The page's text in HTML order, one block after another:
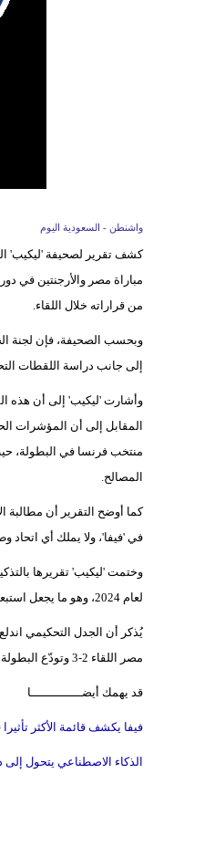
واشنطن - السعودية اليوم
كشف تقرير لصحيفة 'ليكيب'
مباراة مصر والأرجنتين في دور
من قراراته خلال اللقاء.
وبحسب الصحيفة، فإن لجنة
إلى جانب دراسة اللقطات
وأشارت 'ليكيب' إلى أن هذه
المقابل إلى أن المؤشرات
منتخب فرنسا في البطولة،
المصالح.
كما أوضح التقرير أن مطالبة
في 'فيفا'، ولا يملك أي اتحاد
لعام 2024، وهو ما يجعل استبعاده من البطولة حالياً أمراً بعيد الاحتمال.
يُذكر أن الجدل التحكيمي
مصر اللقاء 2-3 وتودّع البطولة من دور الـ16.
قد يهمك أيضــــــــــــــا
فيفا يكشف قائمة الأكثر تأثيرا في كأس
الذكاء الاصطناعي يتحول